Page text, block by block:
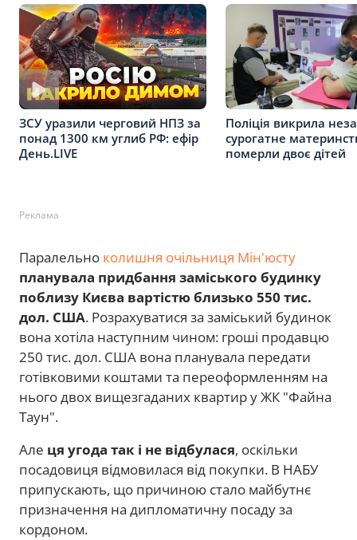
ЗСУ уразили черговий НПЗ за
понад 1300 км углиб РФ: ефір
День.LIVE
Поліція викрила
сурогатне
померли двоє дітей
Реклама
Паралельно колишня очільниця Мін'юсту
планувала придбання заміського будинку
поблизу Києва вартістю близько 550 тис.
дол. США. Розрахуватися за заміський будинок
вона хотіла наступним чином: гроші продавцю
250 тис. дол. США вона планувала передати
готівковими коштами та переоформленням на
нього двох вищезгаданих квартир у ЖК "Файна
Таун".
Але ця угода так і не відбулася, оскільки
посадовиця відмовилася від покупки. В НАБУ
припускають, що причиною стало майбутнє
призначення на дипломатичну посаду за
кордоном.